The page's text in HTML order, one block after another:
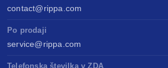
contact@rippa.com
Po prodaji
service@rippa.com
Telefonska številka v ZDA